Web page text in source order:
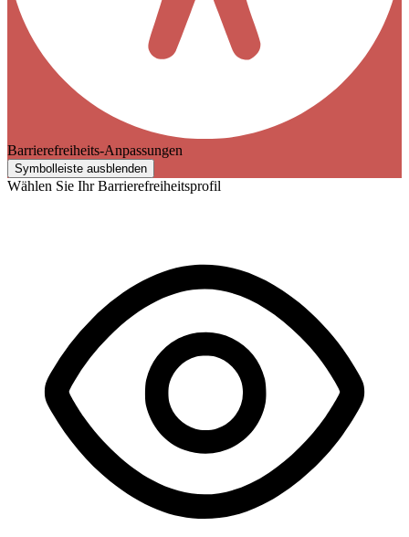
Barrierefreiheits-Anpassungen
Symbolleiste ausblenden
Wählen Sie Ihr Barrierefreiheitsprofil